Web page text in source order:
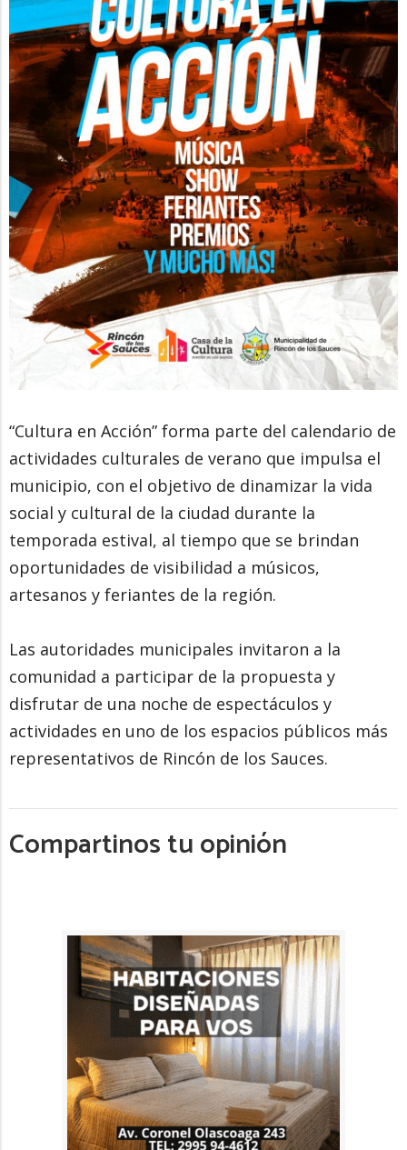
“Cultura en Acción” forma parte del calendario de
actividades culturales de verano que impulsa el
municipio, con el objetivo de dinamizar la vida
social y cultural de la ciudad durante la
temporada estival, al tiempo que se brindan
oportunidades de visibilidad a músicos,
artesanos y feriantes de la región.
Las autoridades municipales invitaron a la
comunidad a participar de la propuesta y
disfrutar de una noche de espectáculos y
actividades en uno de los espacios públicos más
representativos de Rincón de los Sauces.
Compartinos tu opinión